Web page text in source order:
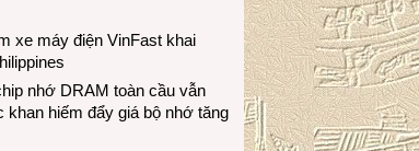
xe máy điện VinFast khai
nhớ DRAM toàn cầu vẫn
khan hiếm đẩy giá bộ nhớ tăng